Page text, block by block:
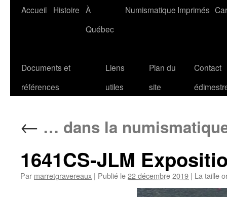
Accueil Histoire À
Québec
Numismatique Imprimés
Documents et
références
Liens
utiles
Plan du
site
Contact
← … dans la
1641CS-JLM
Par marretgravereaux | Publié le22 décembre 2019 | La taille